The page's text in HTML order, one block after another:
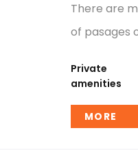
There are
of pasages
Private
amenities
MORE